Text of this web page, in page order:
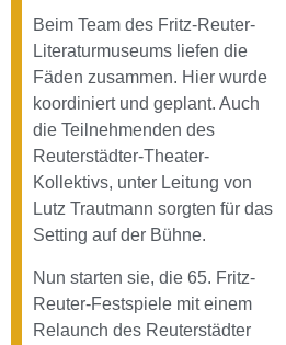
Beim Team des Fritz-Reuter-
Literaturmuseums liefen die
Fäden zusammen. Hier wurde
koordiniert und geplant. Auch
die Teilnehmenden des
Reuterstädter-Theater-
Kollektivs, unter Leitung von
Lutz Trautmann sorgten für das
Setting auf der Bühne.
Nun starten sie, die 65. Fritz-
Reuter-Festspiele mit einem
Relaunch des Reuterstädter